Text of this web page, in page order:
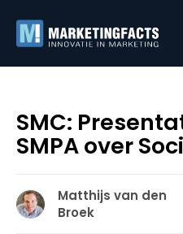
SMC:
SMPA over
Matthijs van den
Broek